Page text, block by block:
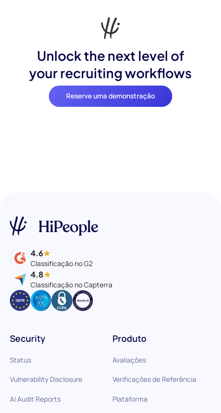
Unlock the next level of
your recruiting workflows
Reserve uma demonstração
4.6
Classificação no G2
4.8
Classificação no Capterra
Produto
Avaliações
Verificações de Referência
Plataforma
Security
Status
Vulnerability Disclosure
AI Audit Reports